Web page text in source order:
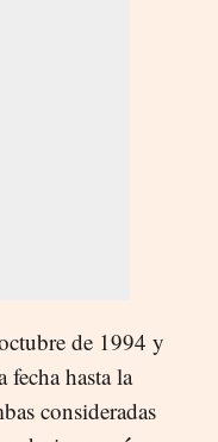
de 1994 y
fecha hasta la
consideradas